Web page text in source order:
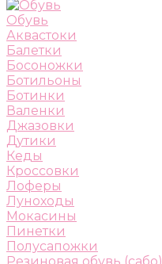
Обувь
Аквастоки
Балетки
Босоножки
Ботильоны
Ботинки
Валенки
Джазовки
Дутики
Кеды
Кроссовки
Лоферы
Луноходы
Мокасины
Пинетки
Полусапожки